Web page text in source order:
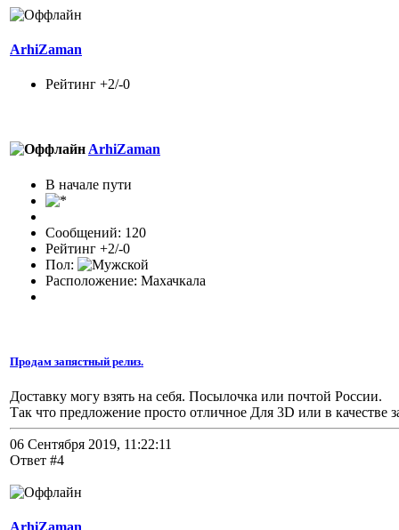
ArhiZaman
Рейтинг +2/-0
ArhiZaman
В начале пути
Сообщений: 120
Рейтинг +2/-0
Пол:
Расположение: Махачкала
Продам запястный релиз.
Доставку могу взять на себя. Посылочка или почтой России.
Так что предложение просто отличное Для 3D или в качестве
06 Сентября 2019, 11:22:11
Ответ #4